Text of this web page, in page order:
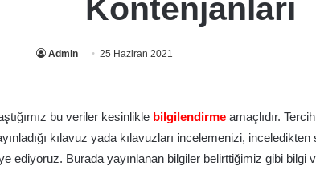
Kontenjanları
Admin 25 Haziran 2021
bu veriler kesinlikle bilgilendirmeamaçlıdır.
kılavuz yada kılavuzları incelemenizi,
ediyoruz. Burada yayınlanan bilgiler belirttiğimiz gibi bilgi